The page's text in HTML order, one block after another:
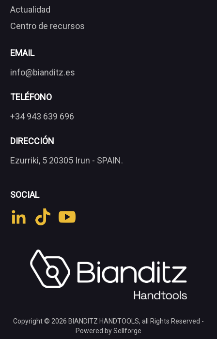
Actualidad
Centro de recursos
EMAIL
info@bianditz.es
TELÉFONO
+34 943 639 696
DIRECCIÓN
Ezurriki, 5 20305 Irun - SPAIN.
SOCIAL
Copyright © 2026 BIANDITZ HANDTOOLS, all Rights Reserved -
Powered by Sellforge